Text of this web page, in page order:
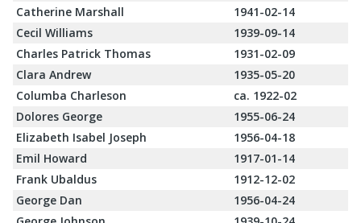
Catherine Marshall
1941-02-14
Cecil Williams
1939-09-14
Charles Patrick Thomas
1931-02-09
Clara Andrew
1935-05-20
Columba Charleson
ca. 1922-02
Dolores George
1955-06-24
Elizabeth Isabel Joseph
1956-04-18
Emil Howard
1917-01-14
Frank Ubaldus
1912-12-02
George Dan
1956-04-24